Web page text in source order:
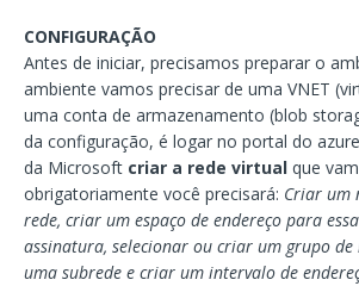
CONFIGURAÇÃO
Antes de iniciar, precisamos preparar o
ambiente vamos precisar de uma VNET
uma conta de armazenamento (blob
da configuração, é logar no portal do
da Microsoft criar a rede virtual que
obrigatoriamente você precisará: Criar um
rede, criar um espaço de endereço para
assinatura, selecionar ou criar um grupo de
uma subrede e criar um intervalo de